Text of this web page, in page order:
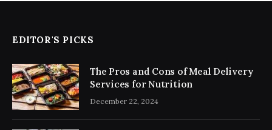
EDITOR'S PICKS
The Pros and Cons of Meal Delivery
Services for Nutrition
December 22, 2024